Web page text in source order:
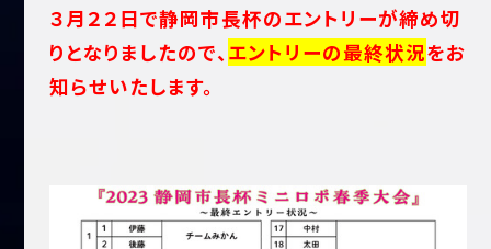
３月２２日で静岡市長杯のエントリーが締め切
りとなりましたので、エントリーの最終状況をお
知らせいたします。